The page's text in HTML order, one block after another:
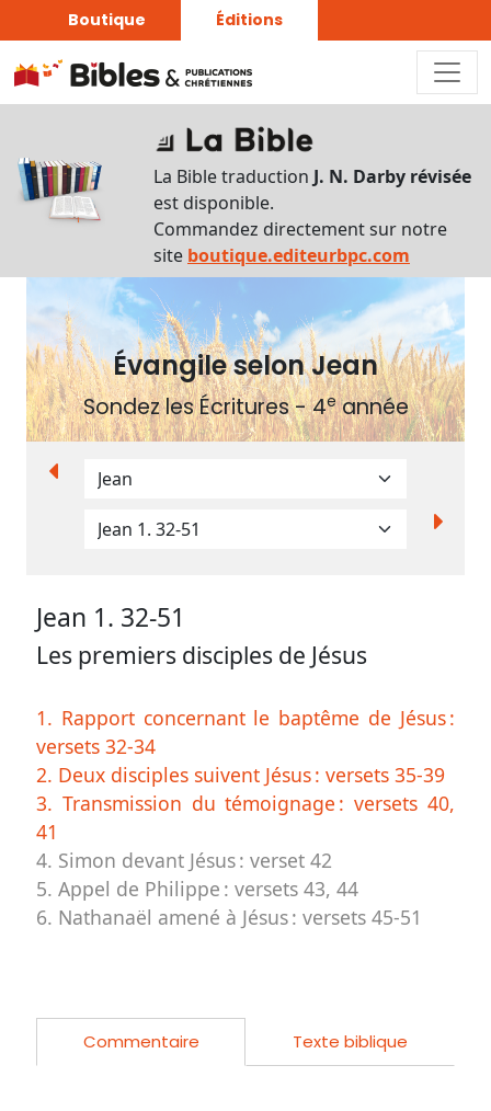
Boutique Éditions
La Bible traduction J. N. Darby révisée
est disponible.
Commandez directement sur notre
site boutique.editeurbpc.com
Évangile selon Jean
Sondez les Écritures - 4eannée
Jean 1. 32-51
Les premiers disciples de Jésus
1. Rapport concernant le baptême de Jésus :
versets 32-34
2. Deux disciples suivent Jésus :versets 35-39
3. Transmission du témoignage :versets 40,
41
4. Simon devant Jésus :verset 42
5. Appel de Philippe :versets 43, 44
6. Nathanaël amené à Jésus :versets 45-51
Commentaire Texte biblique
du
livre
supports
Exemplaire
papier
Nous
contacter
Signaler
erreur
Participer
aux
coûts
du
site